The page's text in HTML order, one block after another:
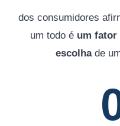
dos consumidores
um todo é um fator
escolhade